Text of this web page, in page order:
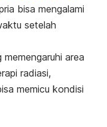
bisa mengalami
setelah
area
radiasi,
memicu kondisi